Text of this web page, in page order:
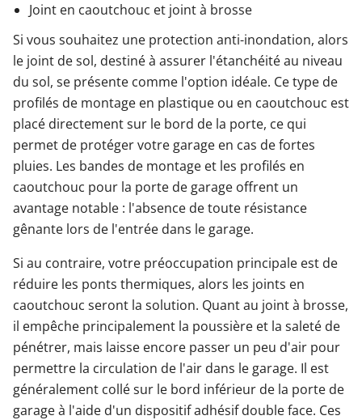
Joint en caoutchouc et joint à brosse
Si vous souhaitez une protection anti-inondation, alors
le joint de sol, destiné à assurer l'étanchéité au niveau
du sol, se présente comme l'option idéale. Ce type de
profilés de montage en plastique ou en caoutchouc est
placé directement sur le bord de la porte, ce qui
permet de protéger votre garage en cas de fortes
pluies. Les bandes de montage et les profilés en
caoutchouc pour la porte de garage offrent un
avantage notable : l'absence de toute résistance
gênante lors de l'entrée dans le garage.
Si au contraire, votre préoccupation principale est de
réduire les ponts thermiques, alors les joints en
caoutchouc seront la solution. Quant au joint à brosse,
il empêche principalement la poussière et la saleté de
pénétrer, mais laisse encore passer un peu d'air pour
permettre la circulation de l'air dans le garage. Il est
généralement collé sur le bord inférieur de la porte de
garage à l'aide d'un dispositif adhésif double face. Ces